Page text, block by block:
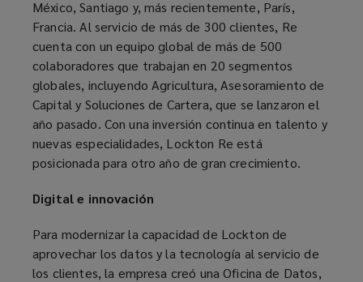
México, Santiago y, más recientemente, París,
Francia. Al servicio de más de 300 clientes, Re
cuenta con un equipo global de más de 500
colaboradores que trabajan en 20 segmentos
globales, incluyendo Agricultura, Asesoramiento de
Capital y Soluciones de Cartera, que se lanzaron el
año pasado. Con una inversión continua en talento y
nuevas especialidades, Lockton Re está
posicionada para otro año de gran crecimiento.
Digital e innovación
Para modernizar la capacidad de Lockton de
aprovechar los datos y la tecnología al servicio de
los clientes, la empresa creó una Oficina de Datos,